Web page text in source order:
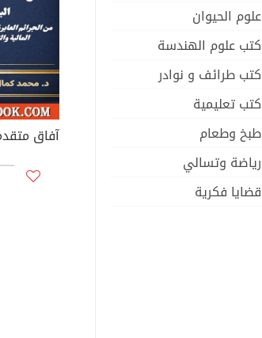
علوم الحيوان
كتب علوم الهندسة
كتب طرائف و نوادر
كتب تعليمية
طبخ وطعام
رياضة وتسالي
قضايا فكرية